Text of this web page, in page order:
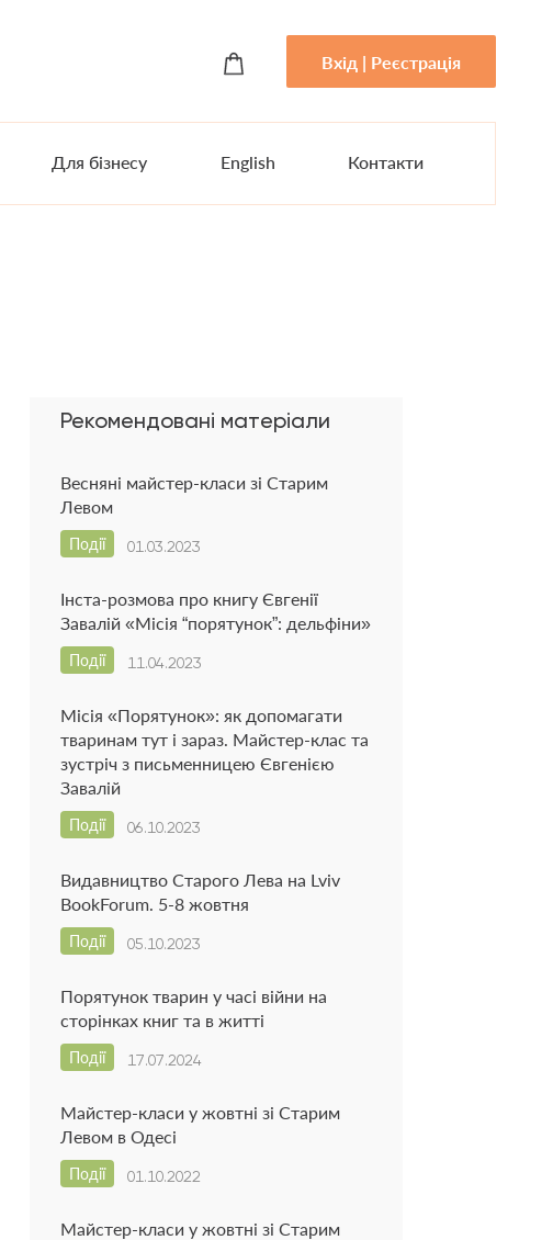
Вхід | Реєстрація
Для бізнесу English Контакти
Рекомендовані матеріали
Весняні майстер-класи зі Старим
Левом
01.03.2023
Події
Інста-розмова про книгу Євгенії
Завалій «Місія “порятунок”: дельфіни»
11.04.2023
Події
Місія «Порятунок»: як допомагати
тваринам тут і зараз. Майстер-клас та
зустріч з письменницею Євгенією
Завалій
06.10.2023
Події
Видавництво Старого Лева на Lviv
BookForum. 5-8 жовтня
05.10.2023
Події
Порятунок тварин у часі війни на
сторінках книг та в житті
17.07.2024
Події
Майстер-класи у жовтні зі Старим
Левом в Одесі
01.10.2022
Події
Майстер-класи у жовтні зі Старим